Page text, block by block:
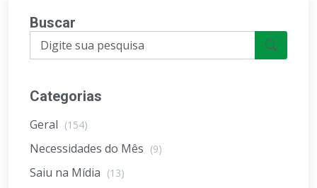
Buscar
Categorias
Geral (154)
Necessidades do Mês (9)
Saiu na Mídia (13)